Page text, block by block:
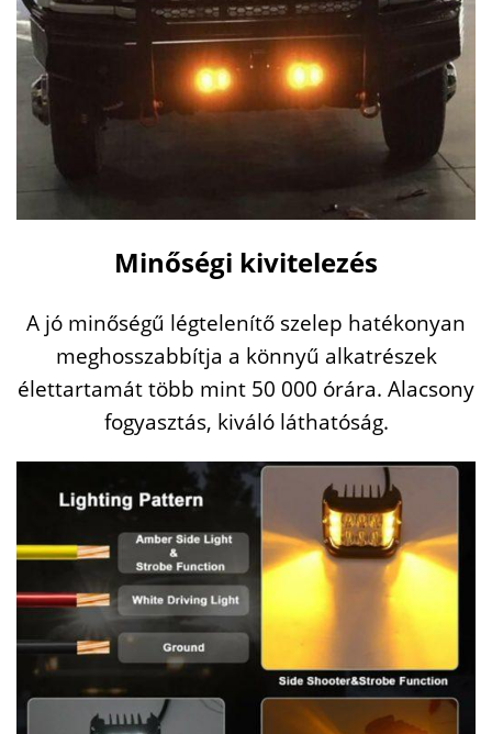
Minőségi kivitelezés
A jó minőségű légtelenítő szelep hatékonyan
meghosszabbítja a könnyű alkatrészek
élettartamát több mint 50 000 órára. Alacsony
fogyasztás, kiváló láthatóság.